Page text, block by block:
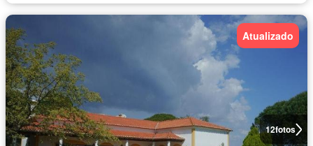
12fotos
Atualizado